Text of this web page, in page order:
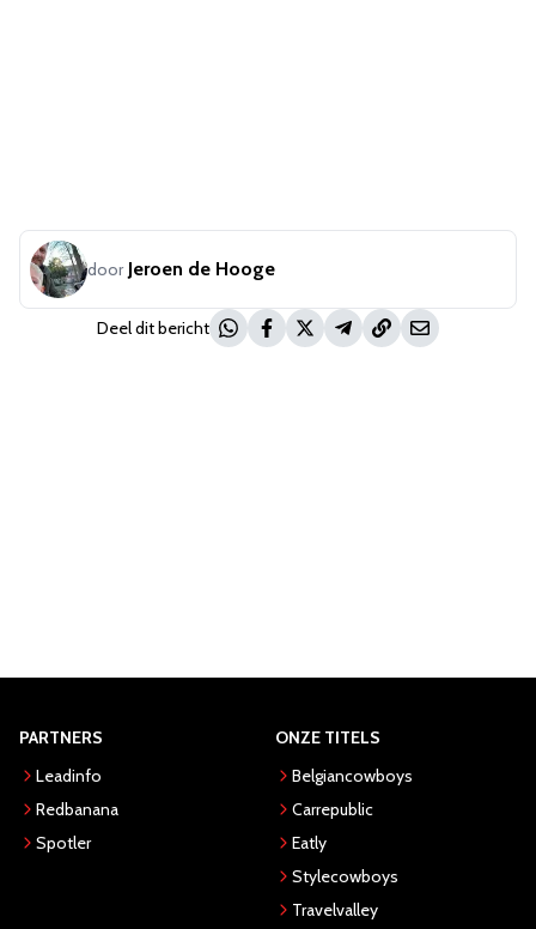
door Jeroen de Hooge
Deel dit bericht
PARTNERS
Leadinfo
Redbanana
Spotler
ONZE TITELS
Belgiancowboys
Carrepublic
Eatly
Stylecowboys
Travelvalley